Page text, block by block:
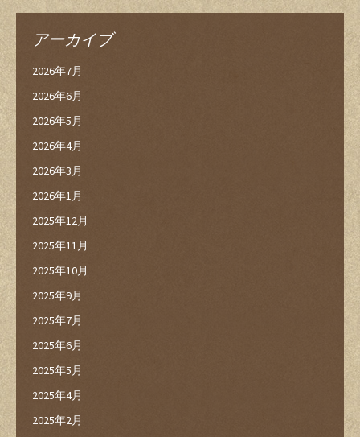
アーカイブ
2026年7月
2026年6月
2026年5月
2026年4月
2026年3月
2026年1月
2025年12月
2025年11月
2025年10月
2025年9月
2025年7月
2025年6月
2025年5月
2025年4月
2025年2月